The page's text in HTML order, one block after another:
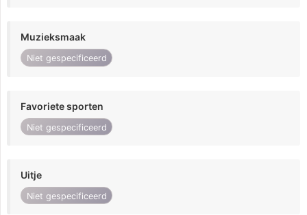
Muzieksmaak
Niet gespecificeerd
Favoriete sporten
Niet gespecificeerd
Uitje
Niet gespecificeerd